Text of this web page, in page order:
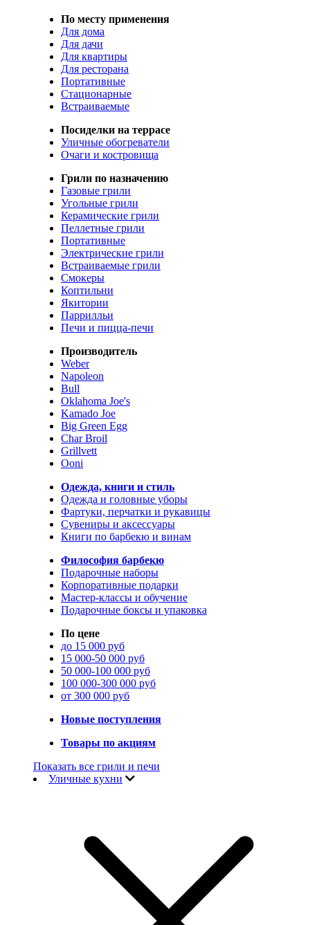
По месту применения
Для дома
Для дачи
Для квартиры
Для ресторана
Портативные
Стационарные
Встраиваемые
Посиделки на террасе
Уличные обогреватели
Очаги и костровища
Грили по назначению
Газовые грили
Угольные грили
Керамические грили
Пеллетные грили
Портативные
Электрические грили
Встраиваемые грили
Смокеры
Коптильни
Якитории
Паррилльи
Печи и пицца-печи
Производитель
Weber
Napoleon
Bull
Oklahoma Joe's
Kamado Joe
Big Green Egg
Char Broil
Grillvett
Ooni
Одежда, книги и стиль
Одежда и головные уборы
Фартуки, перчатки и рукавицы
Сувениры и аксессуары
Книги по барбекю и винам
Философия барбекю
Подарочные наборы
Корпоративные подарки
Мастер-классы и обучение
Подарочные боксы и упаковка
По цене
до 15 000 руб
15 000-50 000 руб
50 000-100 000 руб
100 000-300 000 руб
от 300 000 руб
Новые поступления
Товары по акциям
Показать все грили и печи
Уличные кухни